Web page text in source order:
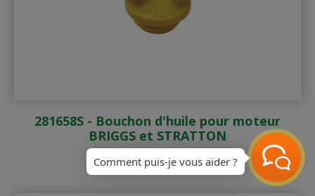
281658S - Bouchon d'huile pour moteur
BRIGGS et STRATTON
Prix
4,55 €TTC
Comment puis-je vous aider ?